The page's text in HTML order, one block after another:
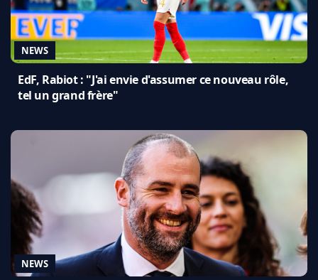
NEWS
EdF, Rabiot : "J'ai envie d'assumer ce nouveau rôle,
tel un grand frère"
NEWS